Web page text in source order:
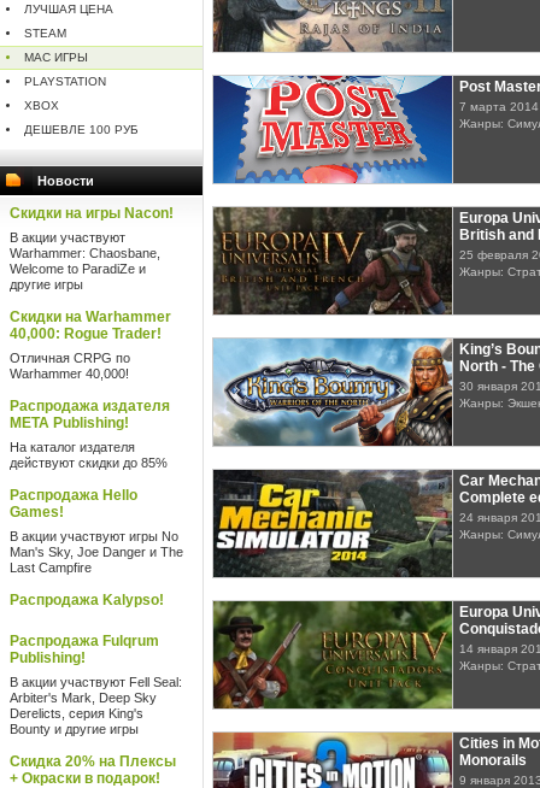
ЛУЧШАЯ ЦЕНА
STEAM
MAC ИГРЫ
PLAYSTATION
XBOX
ДЕШЕВЛЕ 100 РУБ
Новости
Скидки на игры Nacon!
В акции участвуют
Warhammer: Chaosbane,
Welcome to ParadiZe и
другие игры
Скидки на Warhammer
40,000: Rogue Trader!
Отличная CRPG по
Warhammer 40,000!
Распродажа издателя
META Publishing!
На каталог издателя
действуют скидки до 85%
Распродажа Hello
Games!
В акции участвуют игры No
Man's Sky, Joe Danger и The
Last Campfire
Распродажа Kalypso!
Распродажа Fulqrum
Publishing!
В акции участвуют Fell Seal:
Arbiter's Mark, Deep Sky
Derelicts, серия King's
Bounty и другие игры
Скидка 20% на Плексы
+ Окраски в подарок!
Post
7 марта 2014
Жанры:
Europa
British and
25 февраля
Жанры:
King’s
North -
30 января
Жанры:
Car
Complete
24 января
Жанры:
Europa
14 января
Жанры:
Cities in
Monorails
9 января